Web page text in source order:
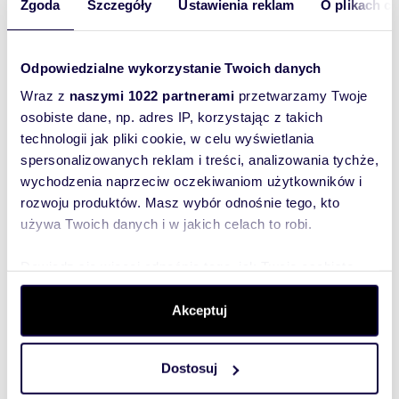
Zgoda Szczegóły Ustawienia reklam O plikach
Odpowiedzialne wykorzystanie Twoich danych
Wraz z naszymi 1022 partnerami przetwarzamy Twoje
osobiste dane, np. adres IP, korzystając z takich
technologii jak pliki cookie, w celu wyświetlania
spersonalizowanych reklam i treści, analizowania tychże,
wychodzenia naprzeciw oczekiwaniom użytkowników i
rozwoju produktów. Masz wybór odnośnie tego, kto
używa Twoich danych i w jakich celach to robi.
dane są przetwarzane oraz ustaw własne preferencje w
. W Deklaracji plików cookie możesz
zmienić lub wycofać swoją zgodę w dowolnej chwili.
Wykorzystujemy pliki cookie do spersonalizowania treści
i reklam, aby oferować funkcje społecznościowe i
Akceptuj
Dostosuj
Śląskie Centrum Nieruchomości Sp. z o.o. Zaufaj
Prezentowana oferta ma charakter informacyjny,
nie stanowi oferty handlowej w rozumieniu
Art.66 par.1 Kodeksu Cywilnego.
|
Oferta wysłana z systemu BCK Galactica
Powierzchni
50 m2
Lokalizacja: województwo:śląskiepowiat: